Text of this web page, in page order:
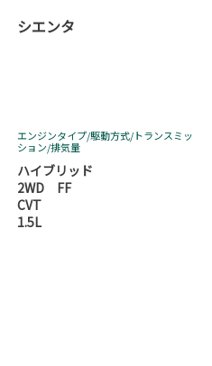
シエンタ
エンジンタイプ/駆動方式/トランスミッ
ション/排気量
ハイブリッド
2WD FF
CVT
1.5L